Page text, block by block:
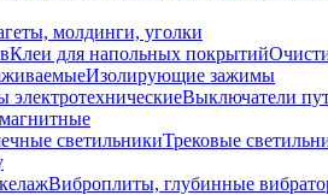
молдинги, уголки
Клеи для напольных покрытий
Изолирующие зажимы
Выключатели
светильникиТрековые
Виброплиты, глубинные